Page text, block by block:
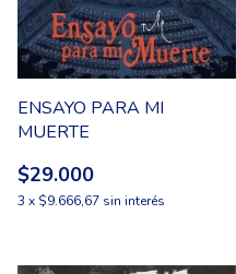
ENSAYO PARA MI
MUERTE
$29.000
3 x $9.666,67 sin interés